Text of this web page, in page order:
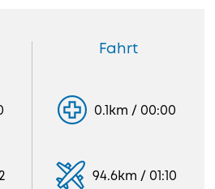
Fahrt
0.1km / 00:00
94.6km / 01:10